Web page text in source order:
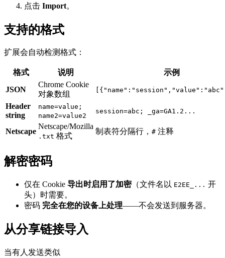
点击 Import。
支持的格式
扩展会自动检测格式：
格式 说明
示例
JSON
Chrome Cookie
对象数组
Header
string
name=value;
name2=value2
session=abc; _ga=GA1.2...
Netscape
Netscape/Mozilla
.txt 格式
制表符分隔行， # 注释
解密密码
仅在 Cookie 导出时启用了加密（文件名以 E2EE_... 开
头）时需要。
密码 完全在您的设备上处理——不会发送到服务器。
从分享链接导入
当有人发送类似